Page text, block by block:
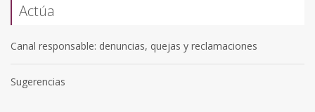
Actúa
Canal responsable: denuncias, quejas y reclamaciones
Sugerencias